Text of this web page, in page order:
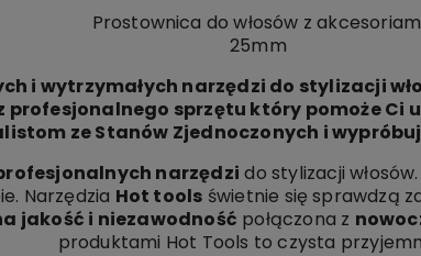
Prostownica do włosów z
25mm
i wytrzymałych narzędzi do stylizacji
profesjonalnego sprzętu który pomoże Ci
ze Stanów Zjednoczonych i
narzędzi do stylizacji
Narzędzia Hot tools świetnie się sprawdzą
jakość i niezawodność połączona z
produktami Hot Tools to czysta